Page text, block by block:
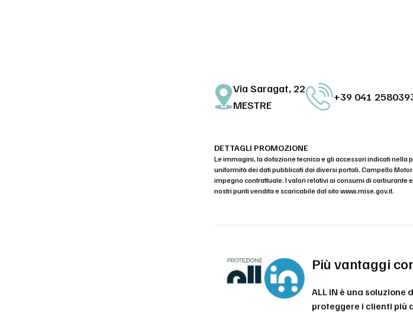
Via Saragat, 22
MESTRE
+39 041
DETTAGLI PROMOZIONE
Le immagini, la dotazione tecnica e gli accessori indicati
uniformità dei dati pubblicati dai diversi portali. Campello
impegno contrattuale. I valori relativi ai consumi di
nostri punti vendita e scaricabile dal sito www.mise.gov.it.
Più vantaggi
ALL IN è una
proteggere i clienti più